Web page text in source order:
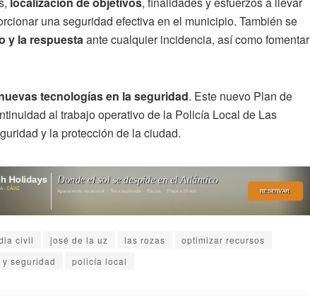
una seguridad efectiva en el municipio. También se
y la respuestaante cualquier incidencia, así como fomentar
tecnologías en la seguridad. Este nuevo Plan de
al trabajo operativo de la Policía Local de Las
y la protección de la ciudad.
civil josé de la uz las rozas
optimizar recursos
seguridad policía local